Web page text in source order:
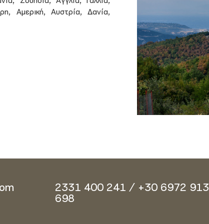
Αμερική, Αυστρία, Δανία,
2331 400 241 / +30 6972 913
698